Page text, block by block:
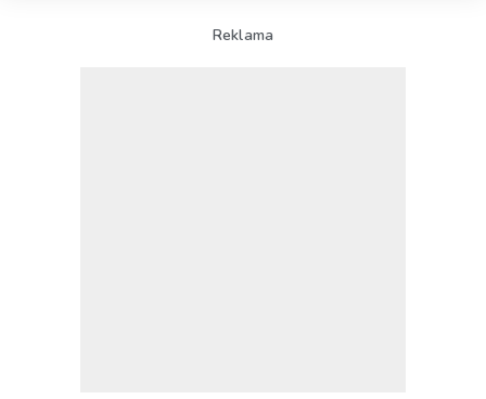
Reklama